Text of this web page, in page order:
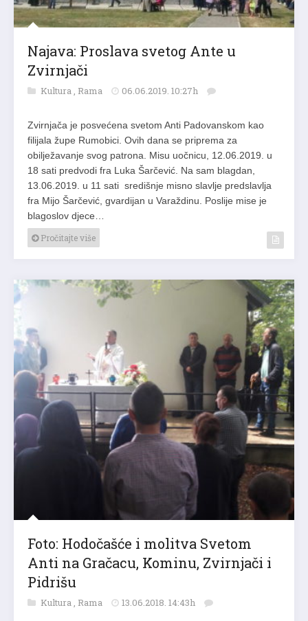
Najava: Proslava svetog Ante u
Zvirnjači
Kultura , Rama 06.06.2019. 10:27h
Zvirnjača je posvećena svetom Anti Padovanskom kao
filijala župe Rumobici. Ovih dana se priprema za
obilježavanje svog patrona. Misu uočnicu, 12.06.2019. u
18 sati predvodi fra Luka Šarčević. Na sam blagdan,
13.06.2019. u 11 sati središnje misno slavlje predslavlja
fra Mijo Šarčević, gvardijan u Varaždinu. Poslije mise je
blagoslov djece…
Pročitajte više
Foto: Hodočašće i molitva Svetom
Anti na Gračacu, Kominu, Zvirnjači i
Pidrišu
Kultura Rama 13.06.2018. 14:43h